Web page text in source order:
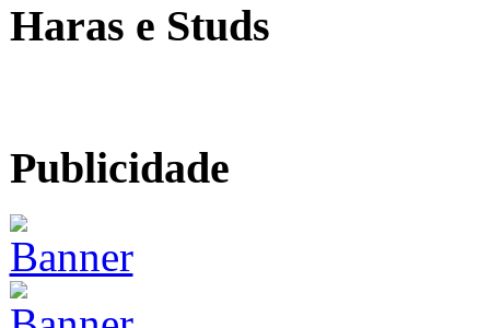
Haras e Studs
Publicidade